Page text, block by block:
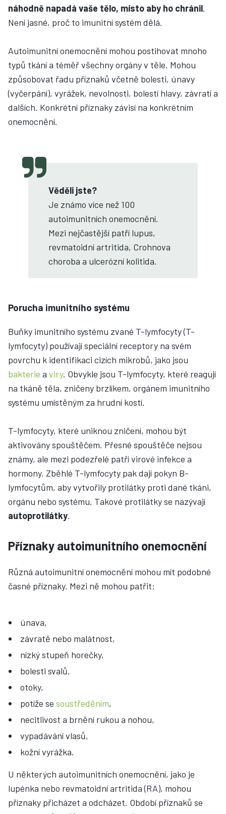
náhodně napadá vaše tělo, místo aby ho chránil.
Není jasné, proč to imunitní systém dělá.
Autoimunitní onemocnění mohou postihovat mnoho
typů tkání a téměř všechny orgány v těle. Mohou
způsobovat řadu příznaků včetně bolesti, únavy
(vyčerpání), vyrážek, nevolnosti, bolestí hlavy, závratí a
dalších. Konkrétní příznaky závisí na konkrétním
onemocnění.
Věděli jste?
Je známo více než 100
autoimunitních onemocnění.
Mezi nejčastější patří lupus,
revmatoidní artritida, Crohnova
choroba a ulcerózní kolitida.
Porucha imunitního systému
Buňky imunitního systému zvané T-lymfocyty (T-
lymfocyty) používají speciální receptory na svém
povrchu k identifikaci cizích mikrobů, jako jsou
bakterie a viry. Obvykle jsou T-lymfocyty, které reagují
na tkáně těla, zničeny brzlíkem, orgánem imunitního
systému umístěným za hrudní kostí.
T-lymfocyty, které uniknou zničení, mohou být
aktivovány spouštěčem. Přesné spouštěče nejsou
známy, ale mezi podezřelé patří virové infekce a
hormony. Zběhlé T-lymfocyty pak dají pokyn B-
lymfocytům, aby vytvořily protilátky proti dané tkáni,
orgánu nebo systému. Takové protilátky se nazývají
autoprotilátky.
Příznaky autoimunitního onemocnění
Různá autoimunitní onemocnění mohou mít podobné
časné příznaky. Mezi ně mohou patřit:
únava,
závratě nebo malátnost,
nízký stupeň horečky,
bolesti svalů,
otoky,
potíže se soustředěním,
necitlivost a brnění rukou a nohou,
vypadávání vlasů,
kožní vyrážka.
U některých autoimunitních onemocnění, jako je
lupénka nebo revmatoidní artritida (RA), mohou
příznaky přicházet a odcházet. Období příznaků se